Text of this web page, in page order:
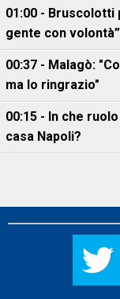
01:00 - Bruscolotti
gente con volontà”
00:37 - Malagò:
ma lo ringrazio"
00:15 - In che
casa Napoli?